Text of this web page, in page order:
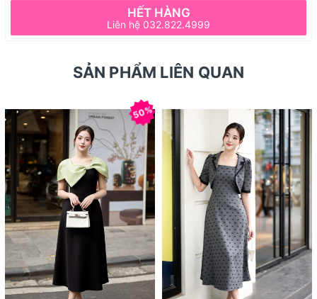
HẾT HÀNG
Liên hệ 032.822.4999
SẢN PHẨM LIÊN QUAN
50%